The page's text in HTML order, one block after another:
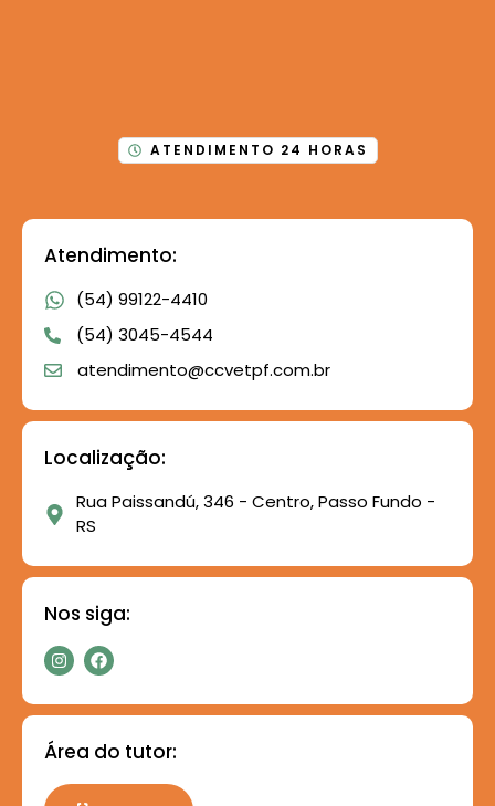
ATENDIMENTO 24 HORAS
Atendimento:
(54) 99122-4410
(54) 3045-4544
atendimento@ccvetpf.com.br
Localização:
Rua Paissandú, 346 - Centro, Passo Fundo -
RS
Nos siga:
Área do tutor: